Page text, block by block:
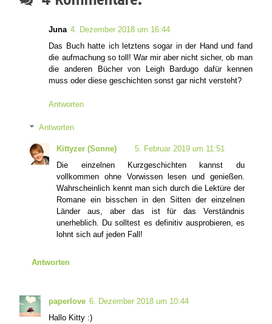
Juna 4. Dezember 2018 um 16:44
Das Buch hatte ich letztens sogar in der Hand und fand
die aufmachung so toll! War mir aber nicht sicher, ob man
die anderen Bücher von Leigh Bardugo dafür kennen
muss oder diese geschichten sonst gar nicht versteht?
Antworten
Antworten
Kittyzer (Sonne)
5. Februar 2019 um 11:51
Die einzelnen Kurzgeschichten kannst du
vollkommen ohne Vorwissen lesen und genießen.
Wahrscheinlich kennt man sich durch die Lektüre der
Romane ein bisschen in den Sitten der einzelnen
Länder aus, aber das ist für das Verständnis
unerheblich. Du solltest es definitiv ausprobieren, es
lohnt sich auf jeden Fall!
Antworten
paperlove 6. Dezember 2018 um 10:44
Hallo Kitty :)